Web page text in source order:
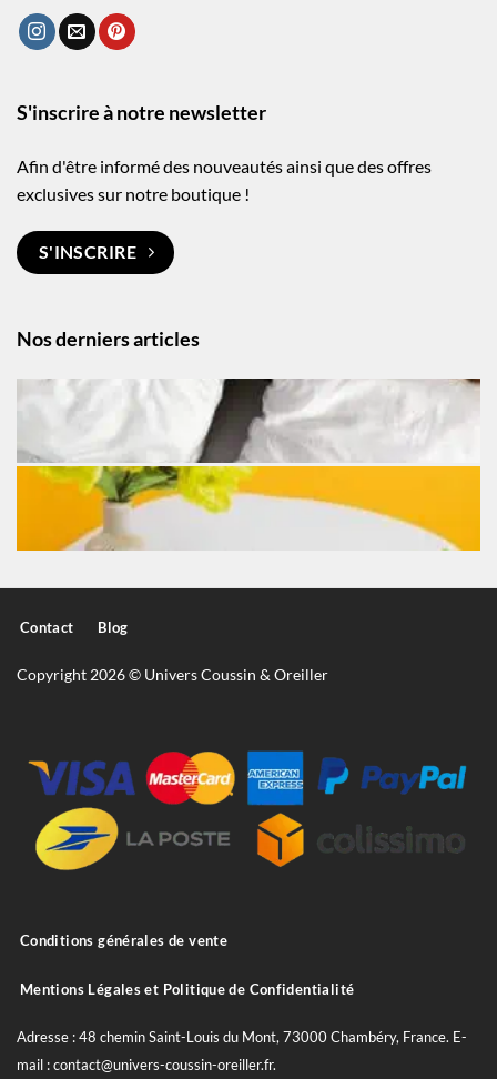
Nos derniers articles
S'inscrire à notre newsletter
Afin d'être informé des nouveautés ainsi que des offres
exclusives sur notre boutique !
S'INSCRIRE
Contact Blog
Copyright 2026 © Univers Coussin & Oreiller
Conditions générales de vente
Mentions Légales et Politique de Confidentialité
Adresse : 48 chemin Saint-Louis du Mont, 73000 Chambéry, France. E-
mail : contact@univers-coussin-oreiller.fr.